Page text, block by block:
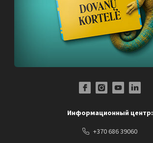
Информационный центр:
+370 686 39060